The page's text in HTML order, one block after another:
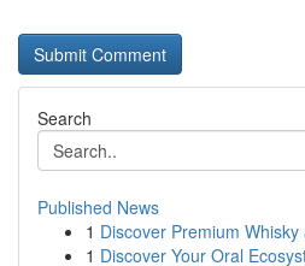
Search
Published News
1 Discover Premium
1 Discover Your Oral